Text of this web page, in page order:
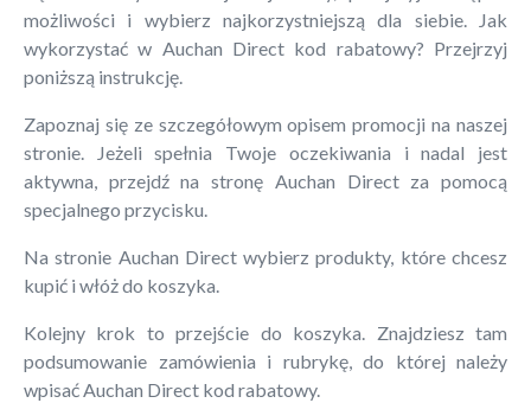
możliwości i wybierz najkorzystniejszą dla siebie. Jak
wykorzystać w Auchan Direct kod rabatowy? Przejrzyj
poniższą instrukcję.
Zapoznaj się ze szczegółowym opisem promocji na naszej
stronie. Jeżeli spełnia Twoje oczekiwania i nadal jest
aktywna, przejdź na stronę Auchan Direct za pomocą
specjalnego przycisku.
Na stronie Auchan Direct wybierz produkty, które chcesz
kupić i włóż do koszyka.
Kolejny krok to przejście do koszyka. Znajdziesz tam
podsumowanie zamówienia i rubrykę, do której należy
wpisać Auchan Direct kod rabatowy.